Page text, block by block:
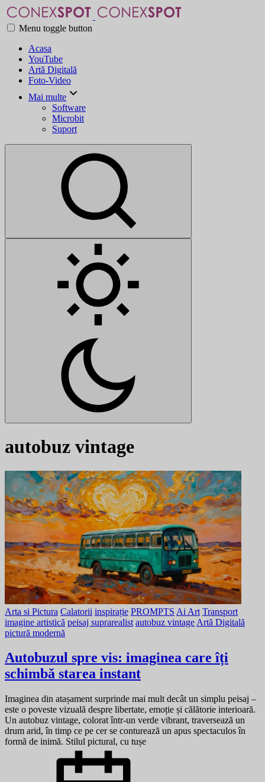
Menu toggle button
Acasa
YouTube
Artă Digitală
Foto-Video
Mai multe
Software
Microbit
Suport
autobuz vintage
Arta si Pictura Calatorii inspirație PROMPTS Ai Art Transport
imagine artistică peisaj suprarealist autobuz vintage Artă Digitală
pictură modernă
Autobuzul spre vis: imaginea care îți
schimbă starea instant
Imaginea din atașament surprinde mai mult decât un simplu peisaj –
este o poveste vizuală despre libertate, emoție și călătorie interioară.
Un autobuz vintage, colorat într-un verde vibrant, traversează un
drum arid, în timp ce pe cer se conturează un apus spectaculos în
formă de inimă. Stilul pictural, cu tușe